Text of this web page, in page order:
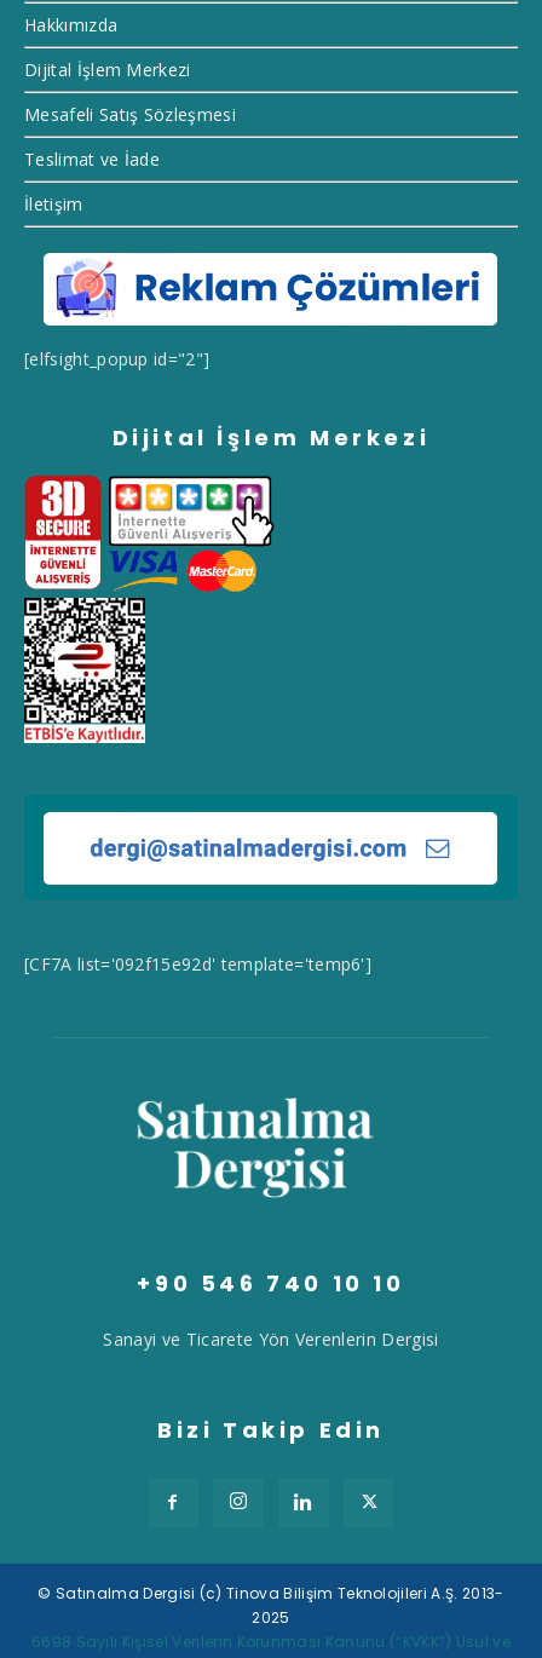
Tek Tıkla Ödeme Kolaylığı
Hakkımızda
Dijital İşlem Merkezi
Mesafeli Satış Sözleşmesi
Teslimat ve İade
İletişim
[elfsight_popup id="2"]
Dijital İşlem Merkezi
[CF7A list='092f15e92d' template='temp6']
+90 546 740 10 10
Sanayi ve Ticarete Yön Verenlerin Dergisi
Bizi Takip Edin
© Satınalma Dergisi (c) Tinova Bilişim Teknolojileri A.Ş. 2013-
2025
6698 Sayılı Kişisel Verilerin Korunması Kanunu (“KVKK”) Usul ve